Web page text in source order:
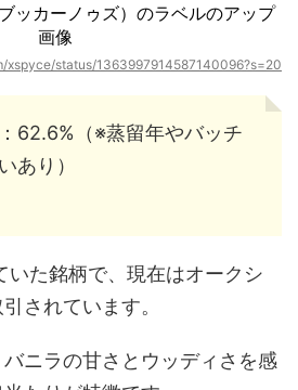
xspyce/status/1363997914587140096?s=20
62.6%（※蒸留年やバッチ
あり）
いた銘柄で、現在はオークシ
されています。
ニラの甘さとウッディさを感